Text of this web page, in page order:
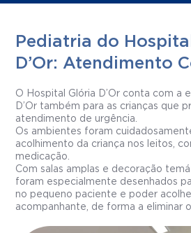
Pediatria do
D’Or: Atendimento
O Hospital Glória D’Or conta com a
D’Or também para as crianças que
atendimento de urgência.
Os ambientes foram
acolhimento da criança nos leitos,
medicação.
Com salas amplas e decoração
foram especialmente desenhados
no pequeno paciente e poder
acompanhante, de forma a eliminar